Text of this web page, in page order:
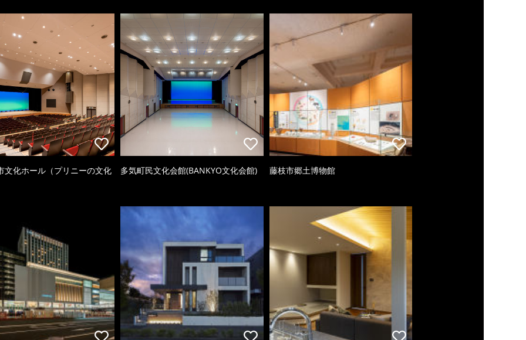
文化ホール（プリニーの文化
多気町民文化会館(BANKYO文化会館) 藤枝市郷土博物館